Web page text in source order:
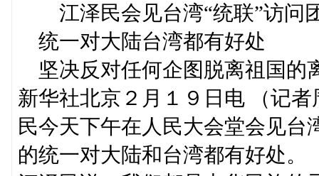
江泽民会见台湾“统联”访问
统一对大陆台湾都有好处
坚决反对任何企图脱离祖国的
新华社北京２月１９日电 （记
民今天下午在人民大会堂会见台
的统一对大陆和台湾都有好处。